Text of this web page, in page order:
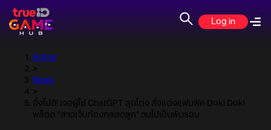
Log in
Home
>
News
>
อึ้งไปดิ! เจอผู้ใช้ ChatGPT สุดโต่ง สั่งแต่งแฟนฟิค Doki Doki
พล็อต "สาวเจ็บท้องคลอดลูก" วนไปเป็นพันรอบ